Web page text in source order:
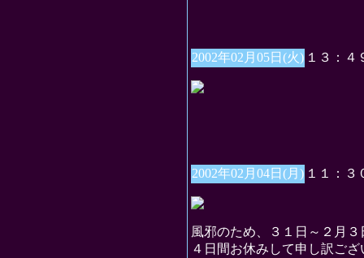
2002年02月05日(火) １３：４
2002年02月04日(月) １１：３
風邪のため、３１日～２月３
４日間お休みして申し訳ご